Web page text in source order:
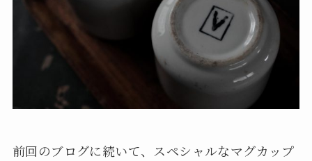
前回のブログに続いて、スペシャルなマグカップ